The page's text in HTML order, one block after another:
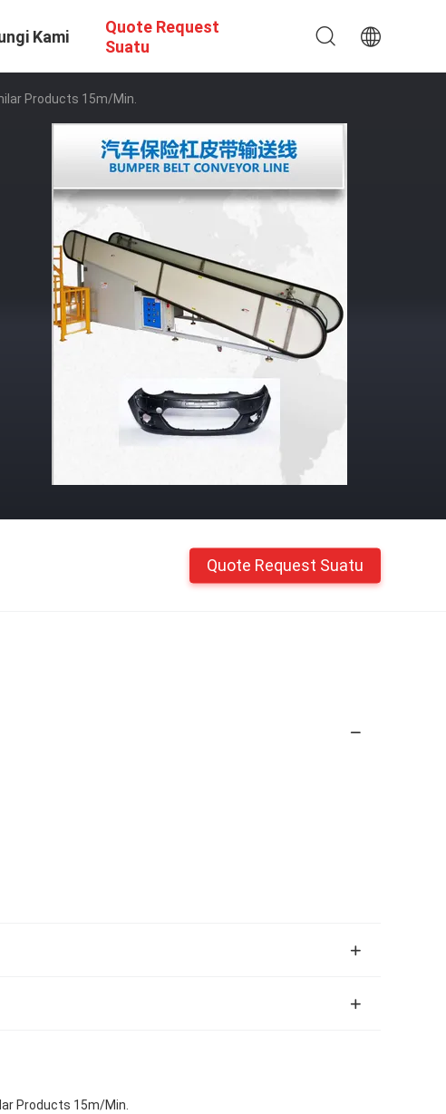
Kami
Quote Request
Suatu
Products 15m/Min.
Quote Request Suatu
Products 15m/Min.